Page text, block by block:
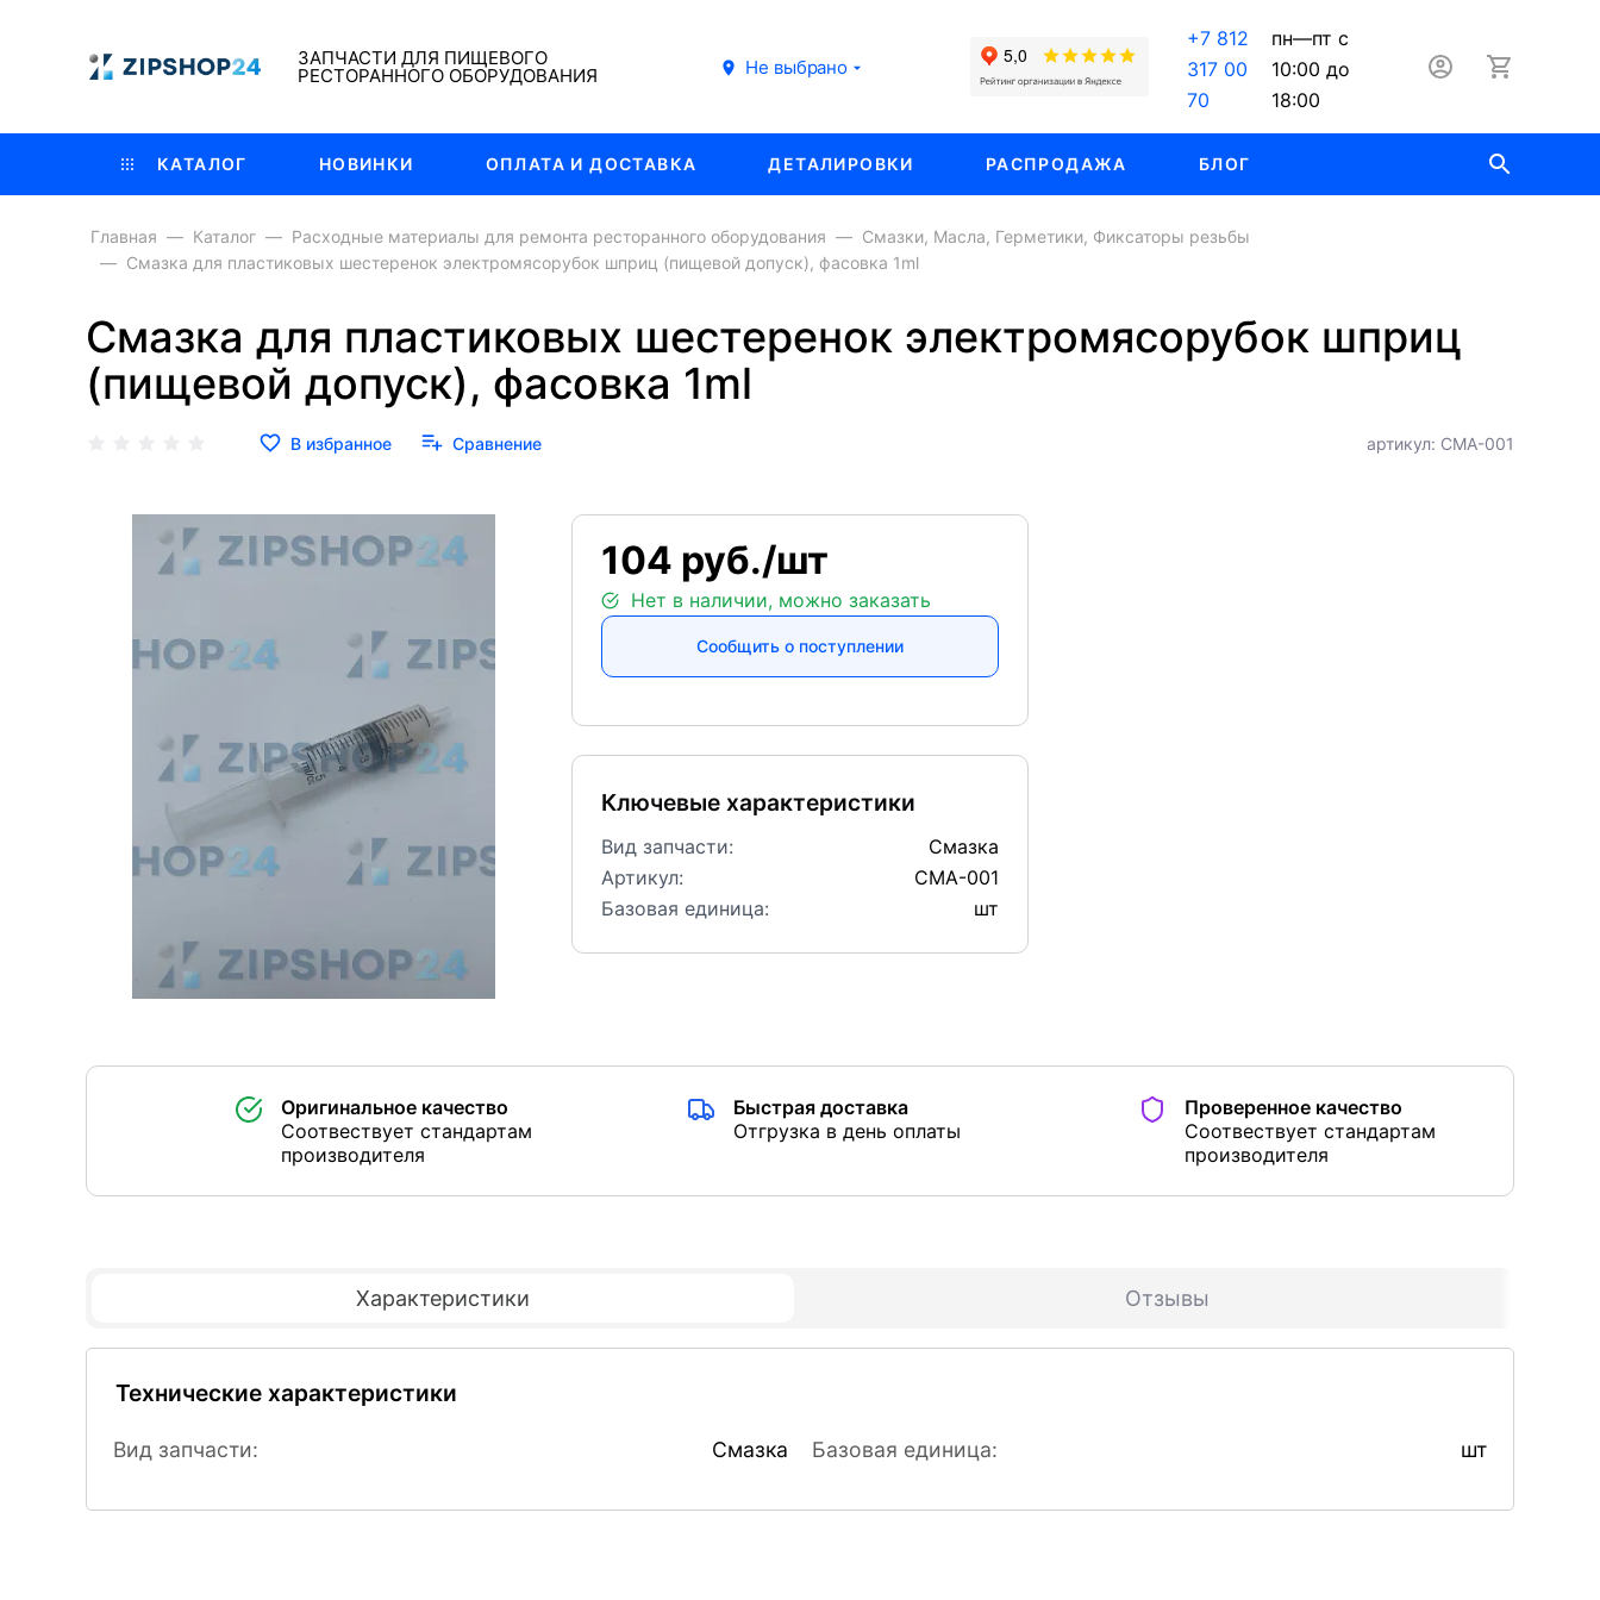
ЗАПЧАСТИ ДЛЯ ПИЩЕВОГО
РЕСТОРАННОГО ОБОРУДОВАНИЯ Не выбрано
+7 812
317 00
70
пн—пт с
10:00 до
18:00
КАТАЛОГ НОВИНКИ ОПЛАТА И ДОСТАВКА ДЕТАЛИРОВКИ РАСПРОДАЖА БЛОГ
Главная Каталог Расходные материалы для ремонта ресторанного оборудования
Смазки, Масла, Герметики, Фиксаторы резьбы
Смазка для пластиковых шестеренок электромясорубок шприц (пищевой допуск), фасовка 1ml
Смазка для пластиковых шестеренок электромясорубок шприц
(пищевой допуск), фасовка 1ml
артикул: СМА-001
В избранное Сравнение
104 руб./шт
Нет в наличии, можно заказать
Сообщить о поступлении
Ключевые характеристики
Вид запчасти:
Смазка
Артикул:
СМА-001
Базовая единица:
шт
Оригинальное качество
Соотвествует стандартам
производителя
Быстрая доставка
Отгрузка в день оплаты
Проверенное качество
Соотвествует стандартам
производителя
Характеристики Отзывы
Технические характеристики
Вид запчасти: Смазка Базовая единица: шт